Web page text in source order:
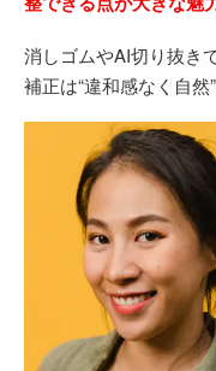
消しゴムやAI切り抜き
補正は“違和感なく自然